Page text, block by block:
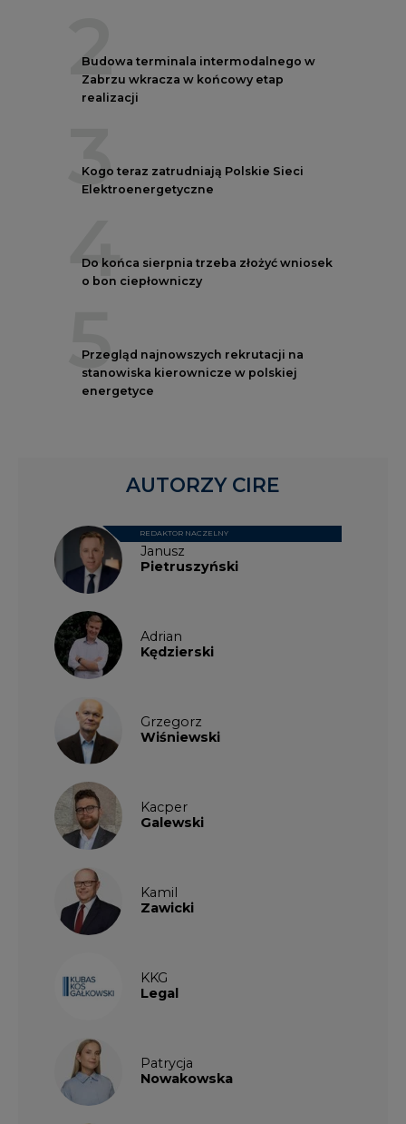
2
Budowa terminala intermodalnego w
Zabrzu wkracza w końcowy etap
realizacji
3
Kogo teraz zatrudniają Polskie Sieci
Elektroenergetyczne
4
Do końca sierpnia trzeba złożyć wniosek
o bon ciepłowniczy
5
Przegląd najnowszych rekrutacji na
stanowiska kierownicze w polskiej
energetyce
Janusz
Pietruszyński
REDAKTOR NACZELNY
Adrian
Kędzierski
Grzegorz
Wiśniewski
Kacper
Galewski
Kamil
Zawicki
KKG
Legal
Patrycja
Nowakowska
AUTORZY CIRE